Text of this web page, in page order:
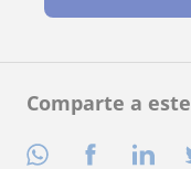
Comparte a